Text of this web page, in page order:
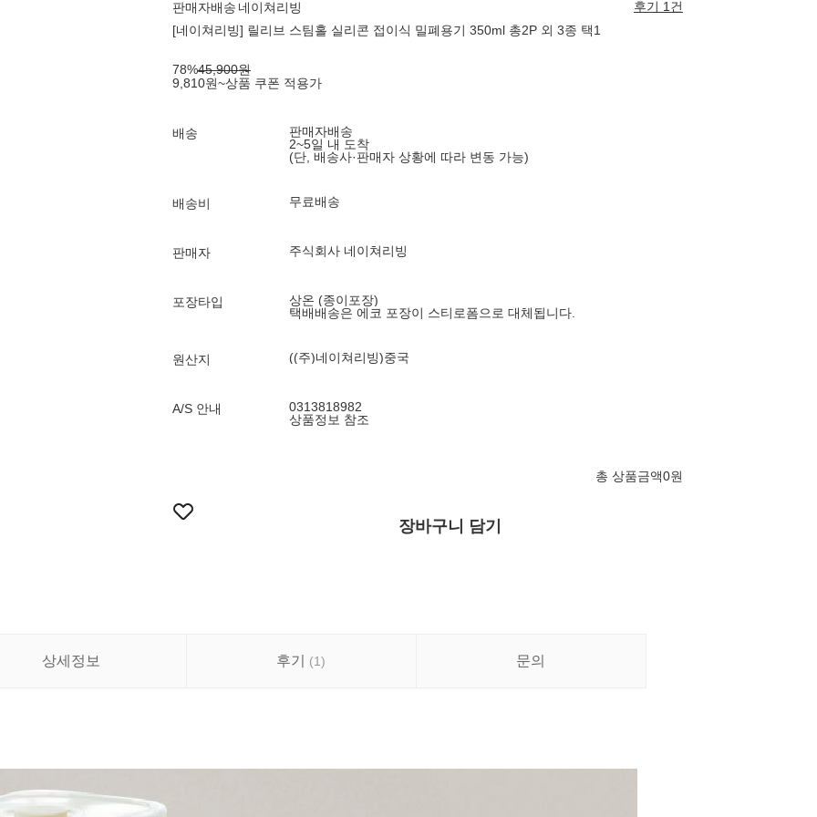
판매자배송 네이쳐리빙
후기 1건
[네이쳐리빙] 릴리브 스팀홀 실리콘 접이식 밀폐용기 350ml 총2P 외 3종 택1
78%45,900원
9,810원~상품 쿠폰 적용가
배송
판매자배송
2~5일 내 도착
(단, 배송사·판매자 상황에 따라 변동 가능)
배송비 무료배송
판매자 주식회사 네이쳐리빙
포장타입
상온 (종이포장)
택배배송은 에코 포장이 스티로폼으로 대체됩니다.
원산지 ((주)네이쳐리빙)중국
A/S 안내
0313818982
상품정보 참조
총 상품금액0원
장바구니 담기
상세정보 후기 (1) 문의